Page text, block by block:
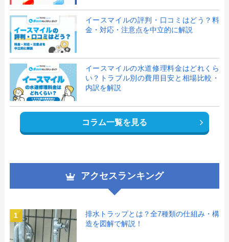
イースマイルの評判・口コミはどう？料
金・対応・注意点を中立的に解説
イースマイルの水道修理料金はどれくら
い？トラブル別の費用目安と相場比較・
内訳を解説
コラム一覧を見る
アクセスランキング
1
排水トラップとは？全7種類の仕組み・構
造を図解で解説！